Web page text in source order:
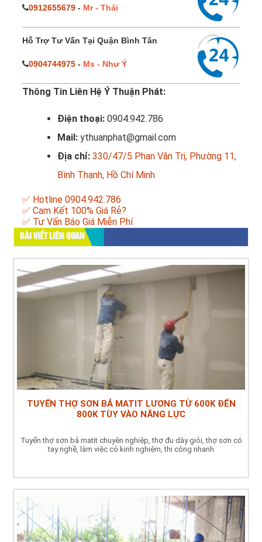
0912655679 - Mr - Thái
Hỗ Trợ Tư Vấn Tại Quận Bình Tân
0904744975 - Ms - Như Ý
Thông Tin Liên Hệ Ý Thuận Phát:
Điện thoại: 0904.942.786
Mail: ythuanphat@gmail.com
Địa chỉ: 330/47/5 Phan Văn Trị, Phường 11,
Bình Thạnh, Hồ Chí Minh
✅ Hotline 0904.942.786
✅ Cam Kết 100% Giá Rẻ?
✅ Tư Vấn Báo Giá Miễn Phí
BÀI VIẾT LIÊN QUAN
TUYỂN THỢ SƠN BẢ MATIT LƯƠNG TỪ 600K ĐẾN
800K TÙY VÀO NĂNG LỰC
Tuyển thợ sơn bả matit chuyên nghiệp, thợ đu dây giỏi, thợ sơn có
tay nghề, làm việc có kinh nghiệm, thi công nhanh